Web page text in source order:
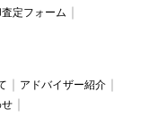
定フォーム
アドバイザー紹介